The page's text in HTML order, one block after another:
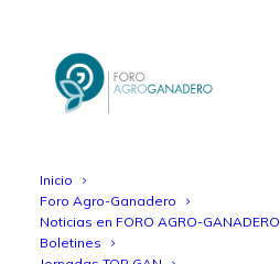
Inicio
Foro Agro-Ganadero
Noticias en FORO AGRO-GANADERO
Boletines